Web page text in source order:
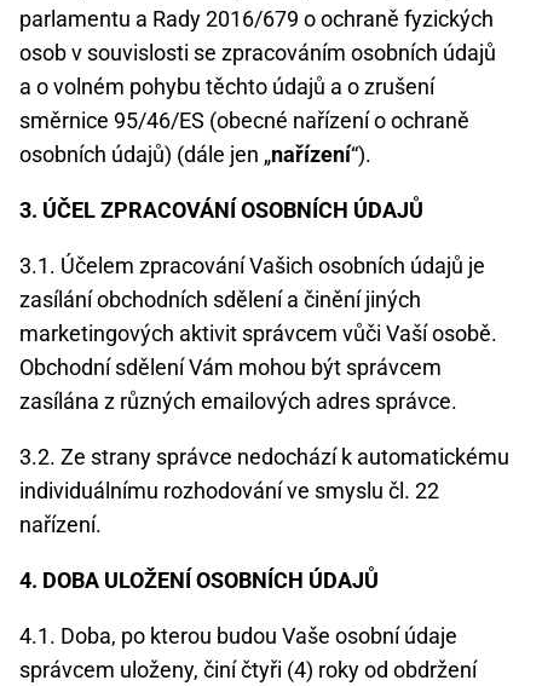
parlamentu a Rady 2016/679 o ochraně fyzických
osob v souvislosti se zpracováním osobních údajů
a o volném pohybu těchto údajů a o zrušení
směrnice 95/46/ES (obecné nařízení o ochraně
osobních údajů) (dále jen „nařízení“).
3. ÚČEL ZPRACOVÁNÍ OSOBNÍCH ÚDAJŮ
3.1. Účelem zpracování Vašich osobních údajů je
zasílání obchodních sdělení a činění jiných
marketingových aktivit správcem vůči Vaší osobě.
Obchodní sdělení Vám mohou být správcem
zasílána z různých emailových adres správce.
3.2. Ze strany správce nedochází k automatickému
individuálnímu rozhodování ve smyslu čl. 22
nařízení.
4. DOBA ULOŽENÍ OSOBNÍCH ÚDAJŮ
4.1. Doba, po kterou budou Vaše osobní údaje
správcem uloženy, činí čtyři (4) roky od obdržení